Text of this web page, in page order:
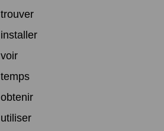
trouver
installer
voir
temps
obtenir
utiliser